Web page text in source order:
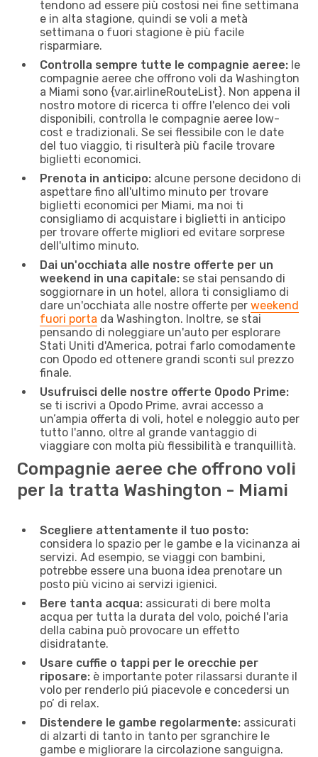
tendono ad essere più costosi nei fine settimana
e in alta stagione, quindi se voli a metà
settimana o fuori stagione è più facile
risparmiare.
Controlla sempre tutte le compagnie aeree: le
compagnie aeree che offrono voli da Washington
a Miami sono {​var.airlineRouteList}. Non appena il
nostro motore di ricerca ti offre l'elenco dei voli
disponibili, controlla le compagnie aeree low-
cost e tradizionali. Se sei flessibile con le date
del tuo viaggio, ti risulterà più facile trovare
biglietti economici.
Prenota in anticipo: alcune persone decidono di
aspettare fino all'ultimo minuto per trovare
biglietti economici per Miami, ma noi ti
consigliamo di acquistare i biglietti in anticipo
per trovare offerte migliori ed evitare sorprese
dell'ultimo minuto.
Dai un'occhiata alle nostre offerte per un
weekend in una capitale: se stai pensando di
soggiornare in un hotel, allora ti consigliamo di
dare un'occhiata alle nostre offerte per weekend
fuori porta da Washington. Inoltre, se stai
pensando di noleggiare un'auto per esplorare
Stati Uniti d'America, potrai farlo comodamente
con Opodo ed ottenere grandi sconti sul prezzo
finale.
Usufruisci delle nostre offerte Opodo Prime:
se ti iscrivi a Opodo Prime, avrai accesso a
un’ampia offerta di voli, hotel e noleggio auto per
tutto l'anno, oltre al grande vantaggio di
viaggiare con molta più flessibilità e tranquillità.
Compagnie aeree che offrono voli
per la tratta Washington - Miami
Scegliere attentamente il tuo posto:
considera lo spazio per le gambe e la vicinanza ai
servizi. Ad esempio, se viaggi con bambini,
potrebbe essere una buona idea prenotare un
posto più vicino ai servizi igienici.
Bere tanta acqua: assicurati di bere molta
acqua per tutta la durata del volo, poiché l'aria
della cabina può provocare un effetto
disidratante.
Usare cuffie o tappi per le orecchie per
riposare: è importante poter rilassarsi durante il
volo per renderlo piú piacevole e concedersi un
po’ di relax.
Distendere le gambe regolarmente: assicurati
di alzarti di tanto in tanto per sgranchire le
gambe e migliorare la circolazione sanguigna.